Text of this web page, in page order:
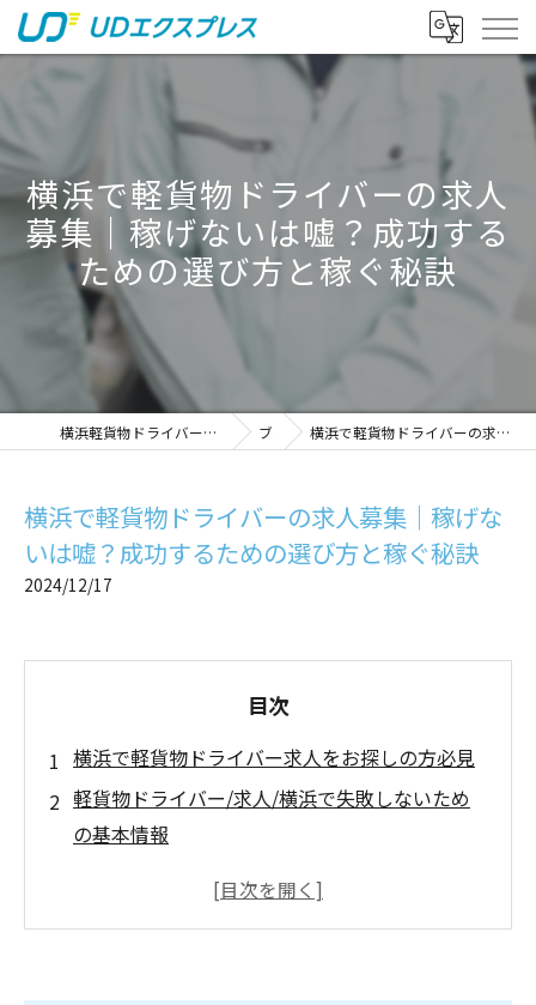
横浜で軽貨物ドライバーの求人
募集｜稼げないは嘘？成功する
ための選び方と稼ぐ秘訣
横浜軽貨物ドライバーの求人｜稼げる運送は株式会社UDエクスプレス ブログ 横浜で軽貨物ドライバーの求人募集｜稼げないは嘘？成功するための選び方と稼ぐ秘訣
横浜で軽貨物ドライバーの求人募集｜稼げな
いは嘘？成功するための選び方と稼ぐ秘訣
2024/12/17
目次
横浜で軽貨物ドライバー求人をお探しの方必見
軽貨物ドライバー/求人/横浜で失敗しないため
の基本情報
軽貨物ドライバーやばい？実際のリスクとその